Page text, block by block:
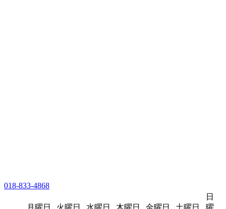
018-833-4868
月曜日 火曜日 水曜日 木曜日 金曜日 土曜日
日
曜